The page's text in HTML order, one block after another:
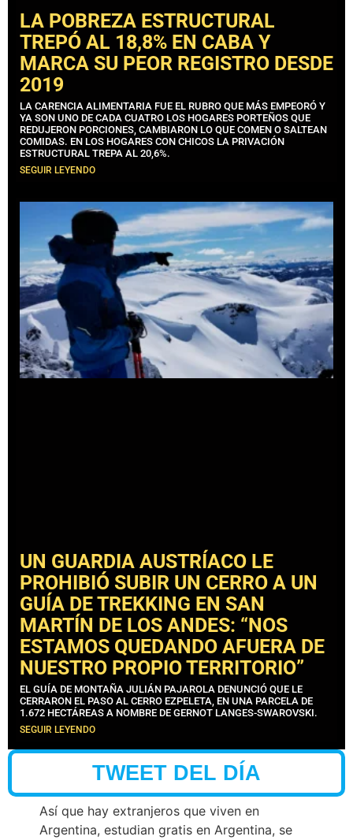
LA POBREZA ESTRUCTURAL
TREPÓ AL 18,8% EN CABA Y
MARCA SU PEOR REGISTRO DESDE
2019
LA CARENCIA ALIMENTARIA FUE EL RUBRO QUE MÁS EMPEORÓ Y
YA SON UNO DE CADA CUATRO LOS HOGARES PORTEÑOS QUE
REDUJERON PORCIONES, CAMBIARON LO QUE COMEN O SALTEAN
COMIDAS. EN LOS HOGARES CON CHICOS LA PRIVACIÓN
ESTRUCTURAL TREPA AL 20,6%.
SEGUIR LEYENDO
UN GUARDIA AUSTRÍACO LE
PROHIBIÓ SUBIR UN CERRO A UN
GUÍA DE TREKKING EN SAN
MARTÍN DE LOS ANDES: “NOS
ESTAMOS QUEDANDO AFUERA DE
NUESTRO PROPIO TERRITORIO”
EL GUÍA DE MONTAÑA JULIÁN PAJAROLA DENUNCIÓ QUE LE
CERRARON EL PASO AL CERRO EZPELETA, EN UNA PARCELA DE
1.672 HECTÁREAS A NOMBRE DE GERNOT LANGES-SWAROVSKI.
SEGUIR LEYENDO
TWEET DEL DÍA
Así que hay extranjeros que viven en
Argentina, estudian gratis en Argentina, se